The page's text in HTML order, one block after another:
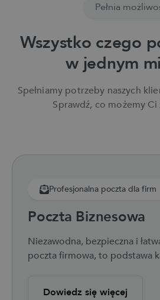
Pełnia
Wszystko czego
w jednym
Spełniamy potrzeby naszych
Sprawdź, co możemy Ci
Profesjonalna poczta dla firm
Poczta Biznesowa
Niezawodna, bezpieczna i
poczta firmowa, to podstawa
Dowiedz się więcej